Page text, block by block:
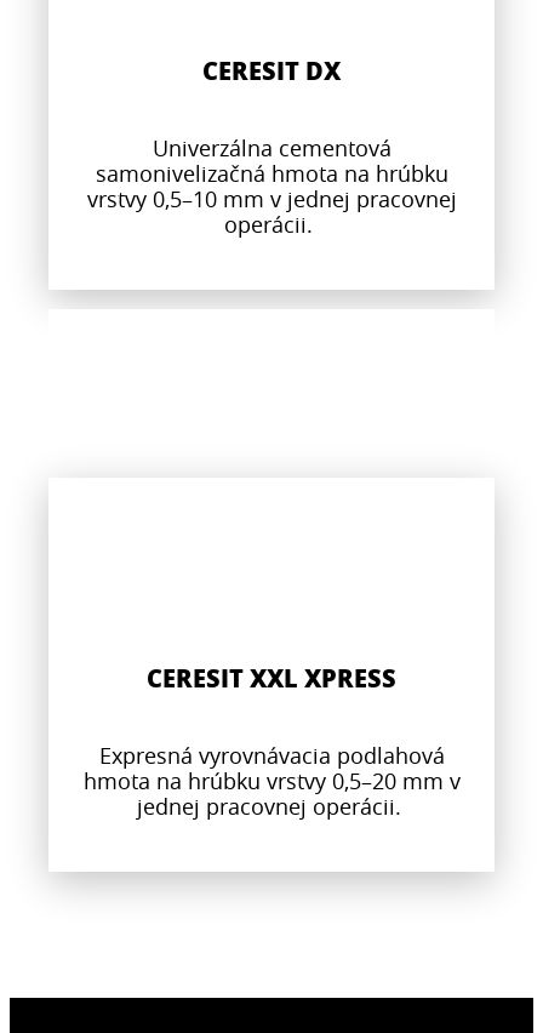
CERESIT DX
Univerzálna cementová
samonivelizačná hmota na hrúbku
vrstvy 0,5–10 mm v jednej pracovnej
operácii.
CERESIT XXL XPRESS
Expresná vyrovnávacia podlahová
hmota na hrúbku vrstvy 0,5–20 mm v
jednej pracovnej operácii.